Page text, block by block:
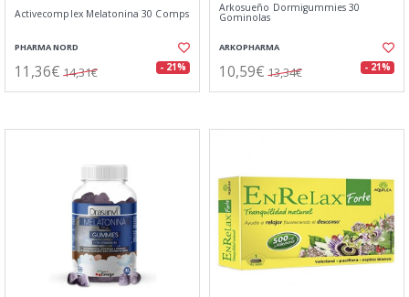
Activecomplex Melatonina 30 Comps
PHARMA NORD
11,36€ 14,31€ - 21%
Arkosueño Dormigummies 30
Gominolas
ARKOPHARMA
10,59€ 13,34€ - 21%